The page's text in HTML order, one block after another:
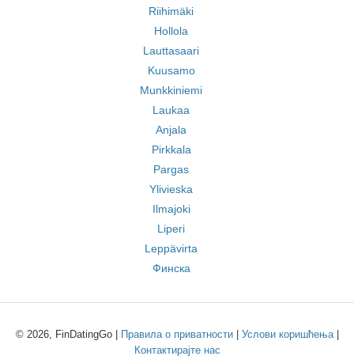
Riihimäki
Hollola
Lauttasaari
Kuusamo
Munkkiniemi
Laukaa
Anjala
Pirkkala
Pargas
Ylivieska
Ilmajoki
Liperi
Leppävirta
Финска
© 2026, FinDatingGo | Правила о приватности| Услови коришћења|
Контактирајте нас